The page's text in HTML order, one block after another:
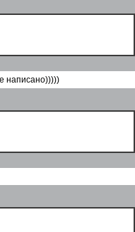
написано)))))